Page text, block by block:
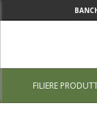
FILIERE